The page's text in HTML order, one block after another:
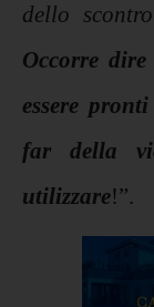
dello
Occorre
essere
far della
utilizzare!”.